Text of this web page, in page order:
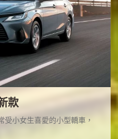
款
受小女生喜愛的小型轎車，